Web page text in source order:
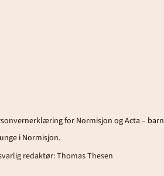
for Normisjon og Acta – barn
i Normisjon.
redaktør:Thomas Thesen